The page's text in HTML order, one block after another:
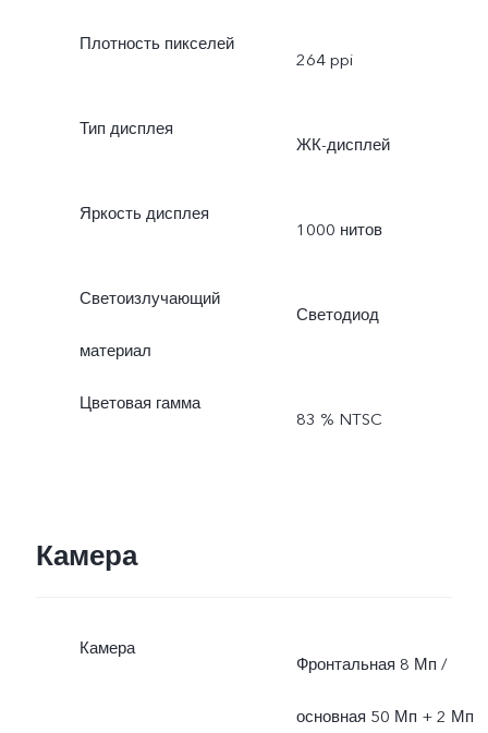
Плотность пикселей
264 ppi
Тип дисплея
ЖК-дисплей
Яркость дисплея
1000 нитов
Светоизлучающий
материал
Светодиод
Цветовая гамма
83 % NTSC
Камера
Камера
Фронтальная 8 Мп /
основная 50 Мп + 2 Мп